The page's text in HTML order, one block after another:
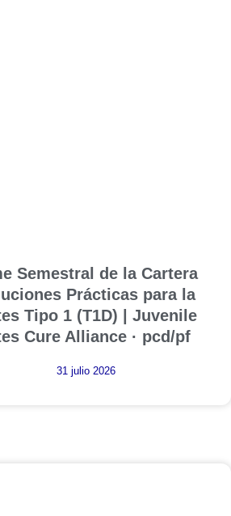
Semestral de la Cartera
Prácticas para la
Tipo 1 (T1D) | Juvenile
Cure Alliance · pcd/pf
31 julio 2026